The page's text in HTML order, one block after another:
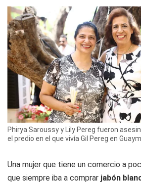
Phirya Saroussy y Lily Pereg fueron
el predio en el que vivía Gil Pereg en
Una mujer que tiene un comercio a
que siempre iba a comprar jabón